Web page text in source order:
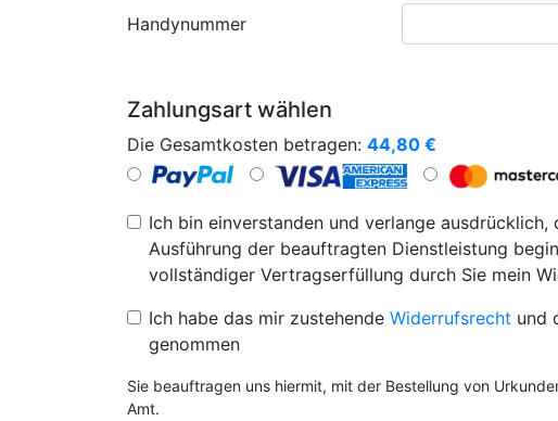
Handynummer
Zahlungsart wählen
Die Gesamtkosten betragen: 44,80 €
Ich bin einverstanden und verlange
Ausführung der beauftragten Dienstleistung
vollständiger Vertragserfüllung durch Sie mein
Ich habe das mir zustehende Widerrufsrecht und
genommen
Sie beauftragen uns hiermit, mit der Bestellung von
Amt.